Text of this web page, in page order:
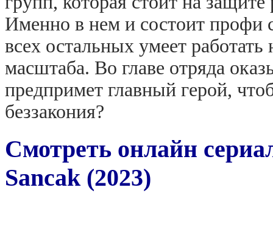
Именно в нем и состоит профи
всех остальных умеет
масштаба. Во главе отряда
предпримет главный герой,
беззакония?
Смотреть онлайн
Sancak (2023)